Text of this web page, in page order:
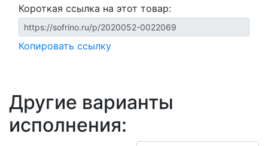
Короткая ссылка на этот товар:
Копировать ссылку
Другие варианты
исполнения: